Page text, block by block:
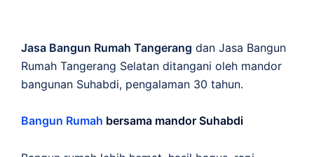
Jasa Bangun Rumah Tangerang dan Jasa Bangun
Rumah Tangerang Selatan ditangani oleh mandor
bangunan Suhabdi, pengalaman 30 tahun.
Bangun Rumah bersama mandor Suhabdi